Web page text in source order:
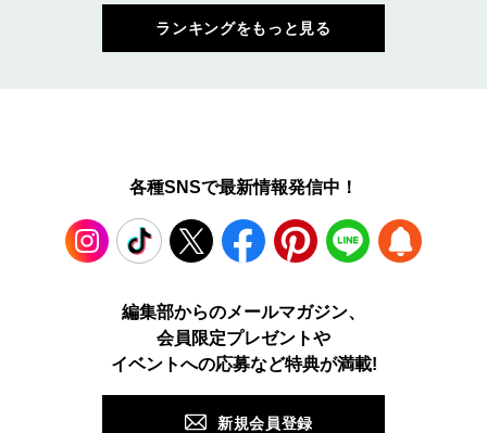
ランキングをもっと見る
各種SNSで最新情報発信中！
TikTok Facebook Pinterest LINE
編集部からのメールマガジン、
会員限定プレゼントや
イベントへの応募など特典が満載!
新規会員登録